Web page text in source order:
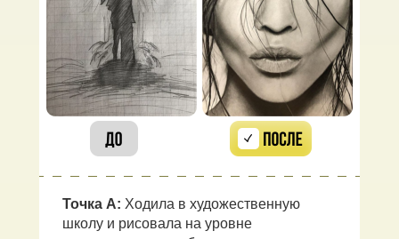
Точка А: Ходила в художественную
школу и рисовала на уровне